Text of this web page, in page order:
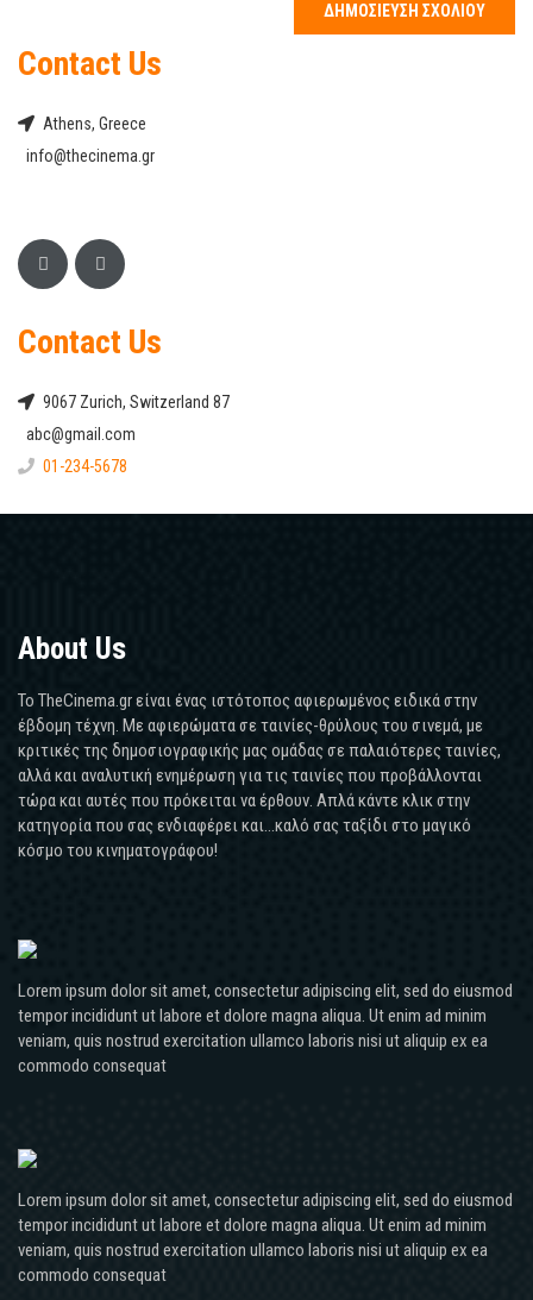
Contact Us
Athens, Greece
info@thecinema.gr
Contact Us
9067 Zurich, Switzerland 87
abc@gmail.com
01-234-5678
About Us
Το TheCinema.gr είναι ένας ιστότοπος αφιερωμένος ειδικά στην
έβδομη τέχνη. Με αφιερώματα σε ταινίες-θρύλους του σινεμά, με
κριτικές της δημοσιογραφικής μας ομάδας σε παλαιότερες ταινίες,
αλλά και αναλυτική ενημέρωση για τις ταινίες που προβάλλονται
τώρα και αυτές που πρόκειται να έρθουν. Απλά κάντε κλικ στην
κατηγορία που σας ενδιαφέρει και...καλό σας ταξίδι στο μαγικό
κόσμο του κινηματογράφου!
Lorem ipsum dolor sit amet, consectetur adipiscing elit, sed do eiusmod
tempor incididunt ut labore et dolore magna aliqua. Ut enim ad minim
veniam, quis nostrud exercitation ullamco laboris nisi ut aliquip ex ea
commodo consequat
Lorem ipsum dolor sit amet, consectetur adipiscing elit, sed do eiusmod
tempor incididunt ut labore et dolore magna aliqua. Ut enim ad minim
veniam, quis nostrud exercitation ullamco laboris nisi ut aliquip ex ea
commodo consequat